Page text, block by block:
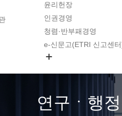
윤리헌장
인권경영
청렴·반부패경영
e-신문고(ETRI 신고센
고객의소리
수의계약 현황
연구ㆍ행